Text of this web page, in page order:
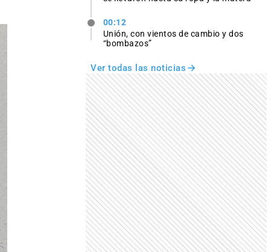
00:12
Unión, con vientos de cambio y dos
“bombazos”
Ver todas las noticias